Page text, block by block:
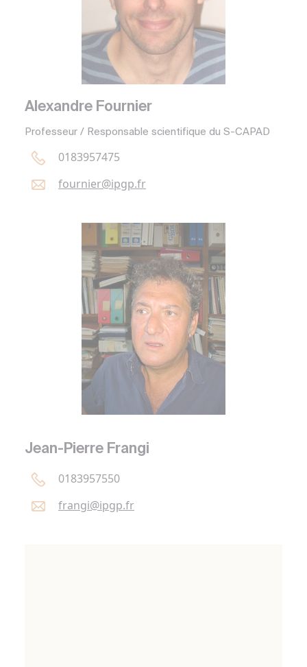
Alexandre Fournier
Professeur / Responsable scientifique du S-CAPAD
0183957475
fournier@ipgp.fr
Jean-Pierre Frangi
0183957550
frangi@ipgp.fr